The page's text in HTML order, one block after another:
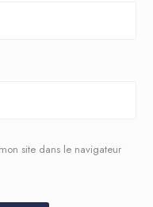
site dans le navigateur